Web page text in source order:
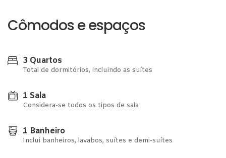
Cômodos e espaços
3 Quartos
Total de dormitórios, incluindo as suítes
1 Sala
Considera-se todos os tipos de sala
1 Banheiro
Inclui banheiros, lavabos, suítes e demi-suítes